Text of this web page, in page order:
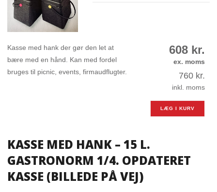
Kasse med hank der gør den let at
bære med en hånd. Kan med fordel
bruges til picnic, events, firmaudflugter.
608 kr.
ex. moms
760 kr.
inkl. moms
LÆG I KURV
KASSE MED HANK – 15 L.
GASTRONORM 1/4. OPDATERET
KASSE (BILLEDE PÅ VEJ)